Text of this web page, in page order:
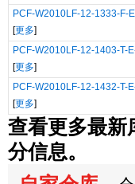
PCF-W2010LF-12-1333-F-
[更多]
PCF-W2010LF-12-1403-T-
[更多]
PCF-W2010LF-12-1432-T-
[更多]
查看更多最新
分信息。